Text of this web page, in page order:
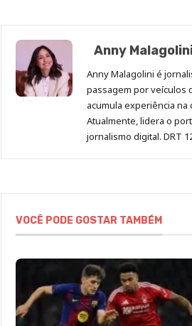
Anny
Anny Malagolini é
passagem por veículos
acumula experiência
Atualmente, lidera o
jornalismo digital. DRT
VOCÊ PODE GOSTAR TAMBÉM